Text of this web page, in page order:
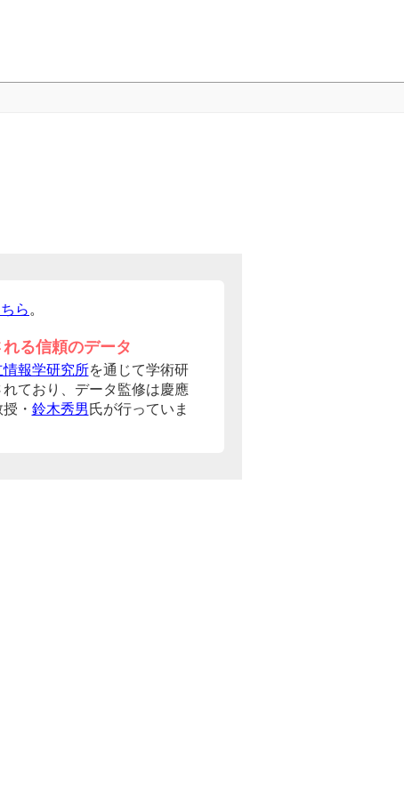
ら 。
る信頼のデータ
情報学研究所を通じて学術研
ており、データ監修は慶應
・ 鈴木秀男 氏が行っていま